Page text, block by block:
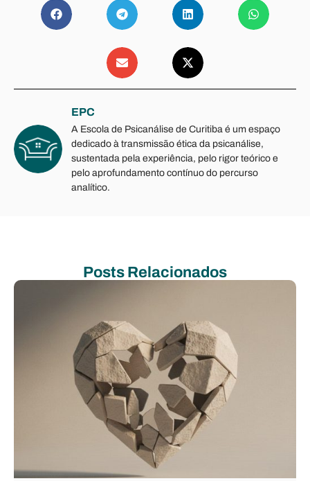
EPC
A Escola de Psicanálise de Curitiba é um espaço
dedicado à transmissão ética da psicanálise,
sustentada pela experiência, pelo rigor teórico e
pelo aprofundamento contínuo do percurso
analítico.
Posts Relacionados